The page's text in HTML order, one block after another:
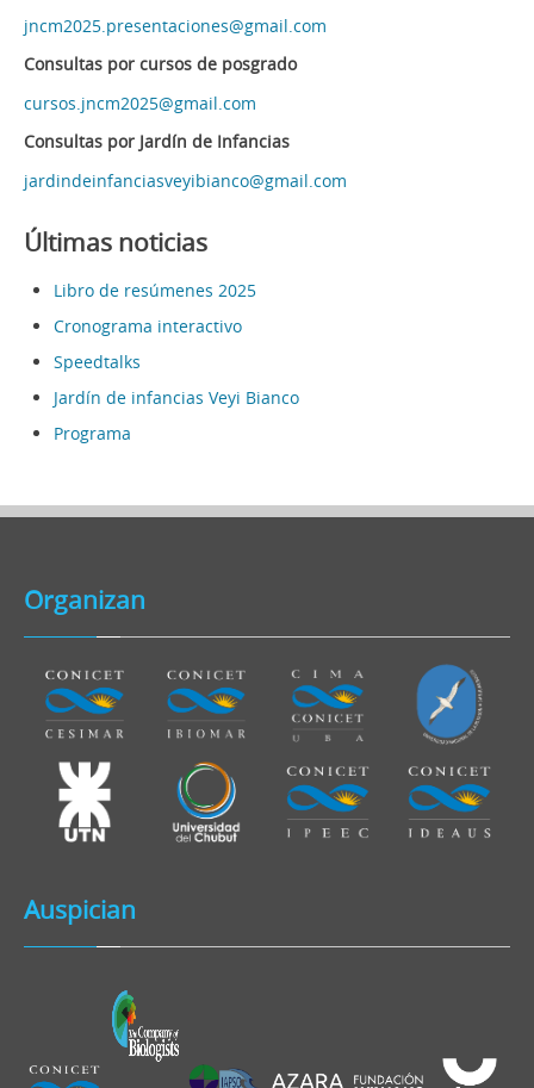
jncm2025.presentaciones@gmail.com
Consultas por cursos de posgrado
cursos.jncm2025@gmail.com
Consultas por Jardín de Infancias
jardindeinfanciasveyibianco@gmail.com
Últimas noticias
Libro de resúmenes 2025
Cronograma interactivo
Speedtalks
Jardín de infancias Veyi Bianco
Programa
Organizan
Auspician